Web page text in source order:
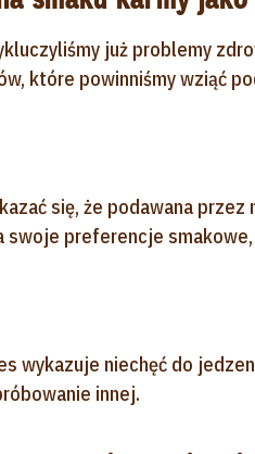
już problemy
które powinniśmy wziąć
się, że podawana
swoje preferencje
wykazuje niechęć do
innej.